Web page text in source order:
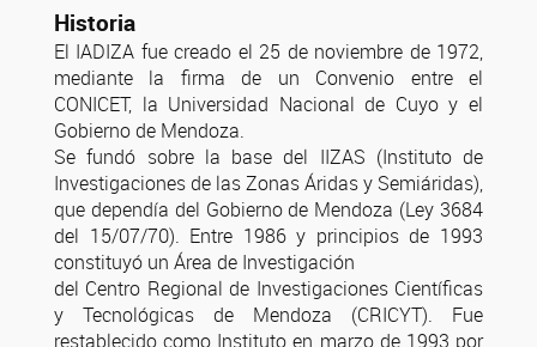
Historia
El IADIZA fue creado el 25 de noviembre de 1972,
mediante la firma de un Convenio entre el
CONICET, la Universidad Nacional de Cuyo y el
Gobierno de Mendoza.
Se fundó sobre la base del IIZAS (Instituto de
Investigaciones de las Zonas Áridas y Semiáridas),
que dependía del Gobierno de Mendoza (Ley 3684
del 15/07/70). Entre 1986 y principios de 1993
constituyó un Área de Investigación
del Centro Regional de Investigaciones Científicas
y Tecnológicas de Mendoza (CRICYT). Fue
restablecido como Instituto en marzo de 1993 por